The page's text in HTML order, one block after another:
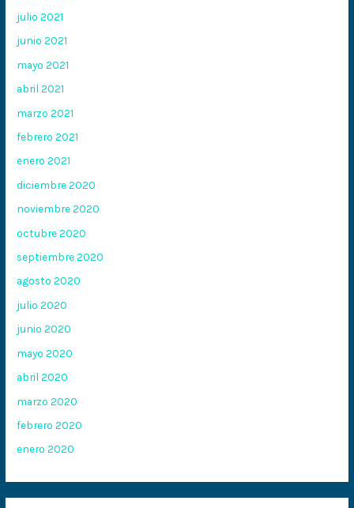
julio 2021
junio 2021
mayo 2021
abril 2021
marzo 2021
febrero 2021
enero 2021
diciembre 2020
noviembre 2020
octubre 2020
septiembre 2020
agosto 2020
julio 2020
junio 2020
mayo 2020
abril 2020
marzo 2020
febrero 2020
enero 2020